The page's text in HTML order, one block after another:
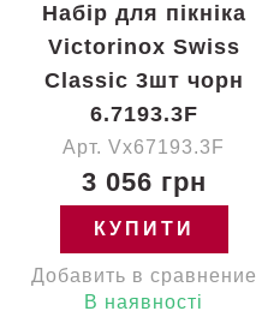
Набір для пікніка
Victorinox Swiss
Classic 3шт чорн
6.7193.3F
Арт. Vx67193.3F
3 056 грн
КУПИТИ
Добавить в сравнение
В наявності